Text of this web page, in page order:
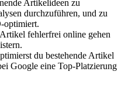
Artikelideen zu
durchzuführen, und zu
optimiert.
fehlerfrei online gehen
du bestehende Artikel
Google eine Top-Platzierung